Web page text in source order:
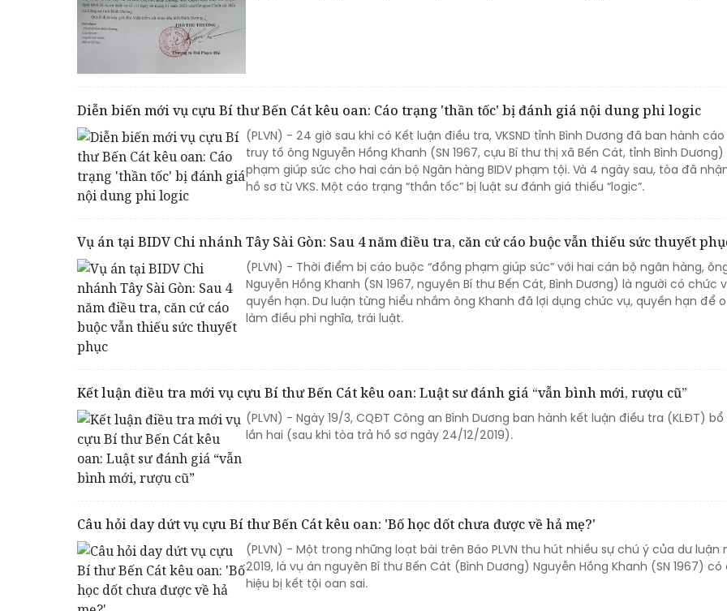
Diễn biến mới vụ cựu Bí thư Bến Cát kêu oan: Cáo trạng 'thần tốc' bị đánh giá nội dung phi logic
(PLVN) - 24 giờ sau khi có Kết luận điều tra, VKSND tỉnh Bình Dương đã ban hành
truy tố ông Nguyễn Hồng Khanh (SN 1967, cựu Bí thư thị xã Bến Cát, tỉnh Bình
phạm giúp sức cho hai cán bộ Ngân hàng BIDV phạm tội. Và 4 ngày sau, tòa đã
hồ sơ từ VKS. Một cáo trạng “thần tốc” bị luật sư đánh giá thiếu “logic”.
Vụ án tại BIDV Chi nhánh Tây Sài Gòn: Sau 4 năm điều tra, căn cứ cáo buộc vẫn thiếu sức thuyết
(PLVN) - Thời điểm bị cáo buộc “đồng phạm giúp sức” với hai cán bộ ngân hàng,
Nguyễn Hồng Khanh (SN 1967, nguyên Bí thư Bến Cát, Bình Dương) là người có chức
quyền hạn. Dư luận từng hiểu nhầm ông Khanh đã lợi dụng chức vụ, quyền hạn để
làm điều phi nghĩa, trái luật.
Kết luận điều tra mới vụ cựu Bí thư Bến Cát kêu oan: Luật sư đánh giá “vẫn bình mới, rượu cũ”
(PLVN) - Ngày 19/3, CQĐT Công an Bình Dương ban hành kết luận điều tra (KLĐT) bổ
lần hai (sau khi tòa trả hồ sơ ngày 24/12/2019).
Câu hỏi day dứt vụ cựu Bí thư Bến Cát kêu oan: 'Bố học dốt chưa được về hả mẹ?'
(PLVN) - Một trong những loạt bài trên Báo PLVN thu hút nhiều sự chú ý của dư luận
2019, là vụ án nguyên Bí thư Bến Cát (Bình Dương) Nguyễn Hồng Khanh (SN 1967) có
hiệu bị kết tội oan sai.